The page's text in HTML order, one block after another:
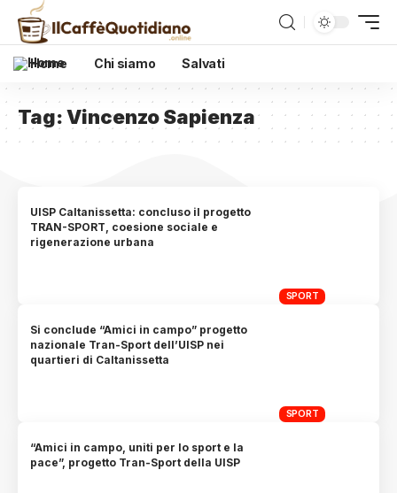
Home Chi siamo Salvati
Tag:Vincenzo Sapienza
SPORT
UISP Caltanissetta: concluso il progetto
TRAN-SPORT, coesione sociale e
rigenerazione urbana
SPORT
Si conclude “Amici in campo” progetto
nazionale Tran-Sport dell’UISP nei
quartieri di Caltanissetta
“Amici in campo, uniti per lo sport e la
pace”, progetto Tran-Sport della UISP